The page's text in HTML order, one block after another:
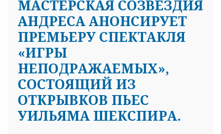
МАСТЕРСКАЯ СОЗВЕЗДИЯ
АНДРЕСА АНОНСИРУЕТ
ПРЕМЬЕРУ СПЕКТАКЛЯ
«ИГРЫ
НЕПОДРАЖАЕМЫХ»,
СОСТОЯЩИЙ ИЗ
ОТКРЫВКОВ ПЬЕС
УИЛЬЯМА ШЕКСПИРА.